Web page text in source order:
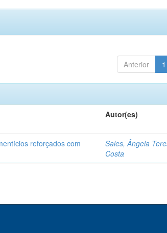
Anterior 1
Autor(es)
reforçados com
Sales, Ângela
Costa